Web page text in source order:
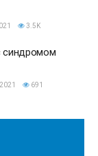
3.5K
синдромом
691